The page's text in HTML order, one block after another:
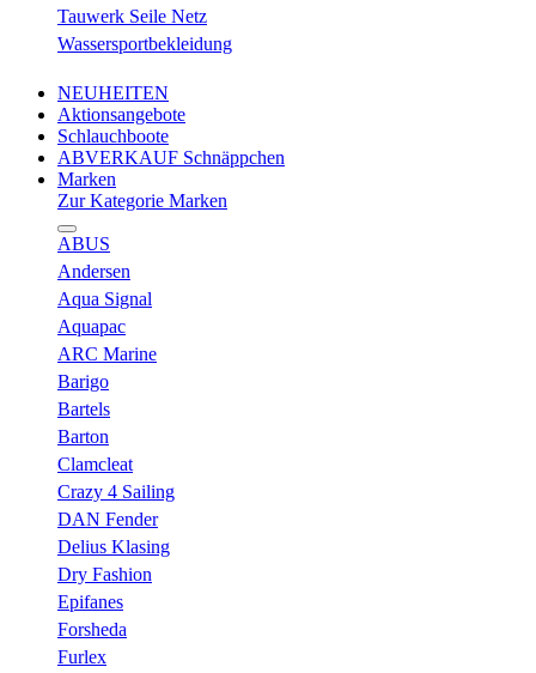
Tauwerk Seile Netz
Wassersportbekleidung
NEUHEITEN
Aktionsangebote
Schlauchboote
ABVERKAUF Schnäppchen
Marken
Zur Kategorie Marken
ABUS
Andersen
Aqua Signal
Aquapac
ARC Marine
Barigo
Bartels
Barton
Clamcleat
Crazy 4 Sailing
DAN Fender
Delius Klasing
Dry Fashion
Epifanes
Forsheda
Furlex